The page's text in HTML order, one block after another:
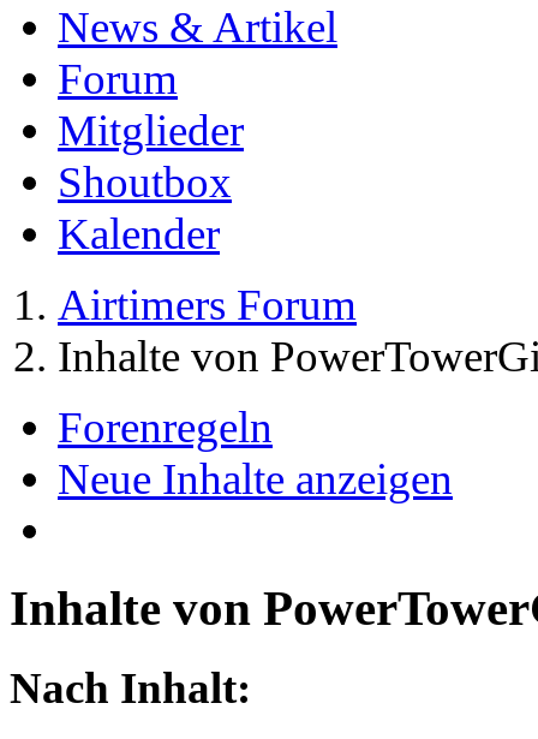
News & Artikel
Forum
Mitglieder
Shoutbox
Kalender
Airtimers Forum
Inhalte von
Forenregeln
Neue Inhalte anzeigen
Inhalte von
Nach Inhalt: